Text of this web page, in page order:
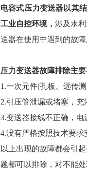
电容式压力变送器以其结
工业自控环境，涉及水利水
送器在使用中遇到的故障
压力变送器故障排除主
1.一次元件(孔板、远传
2.引压管泄漏或堵塞，
3.变送器接线不正确，
4.没有严格按照技术要求
以上出现的故障都会引起变
题都可以排除，对不能